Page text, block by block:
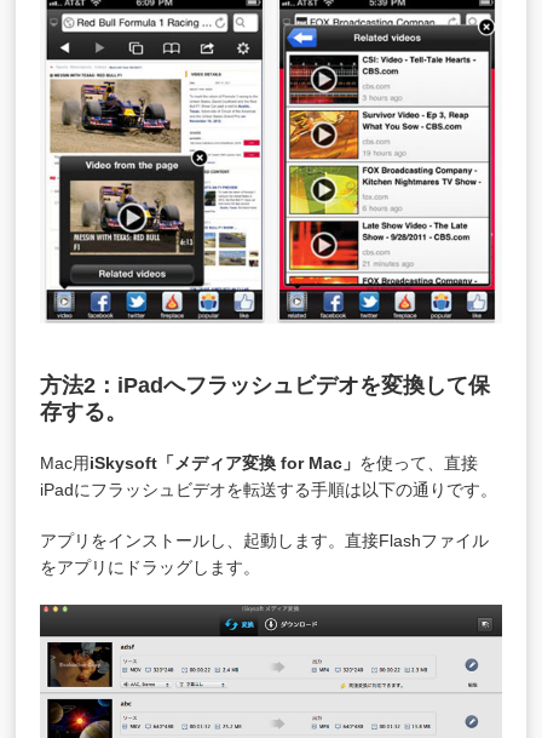
方法2：iPadへフラッシュビデオを変換して保
存する。
Mac用iSkysoft「 メディア変換 for Mac 」 を使って、直接
iPadにフラッシュビデオを転送する手順は以下の通りです。
アプリをインストールし、起動します。直接Flashファイル
をアプリにドラッグします。